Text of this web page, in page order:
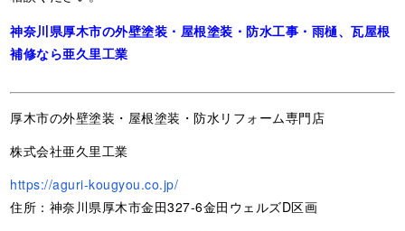
神奈川県厚木市の外壁塗装・屋根塗装・防水工事・雨樋、瓦屋根
補修なら亜久里工業
厚木市の外壁塗装・屋根塗装・防水リフォーム専門店
株式会社亜久里工業
https://aguri-kougyou.co.jp/
住所：神奈川県厚木市金田327-6金田ウェルズD区画